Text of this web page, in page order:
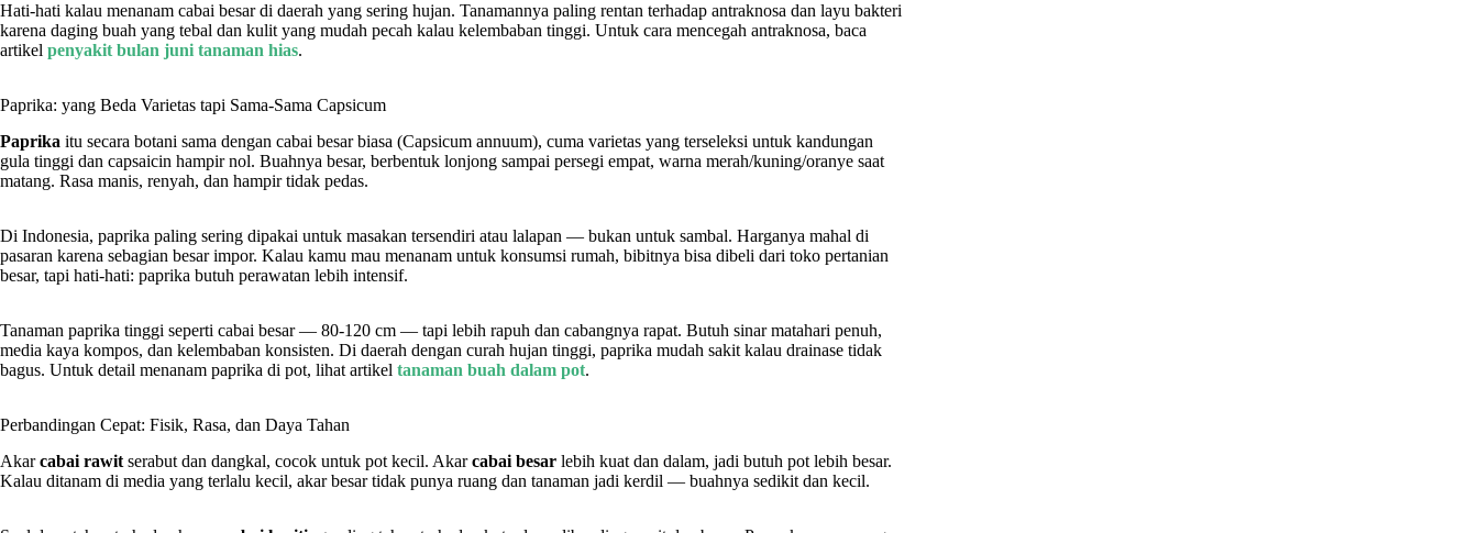
Hati-hati kalau menanam cabai besar di daerah yang sering hujan. Tanamannya paling rentan terhadap antraknosa dan layu bakteri
karena daging buah yang tebal dan kulit yang mudah pecah kalau kelembaban tinggi. Untuk cara mencegah antraknosa, baca
artikel penyakit bulan juni tanaman hias.
Paprika: yang Beda Varietas tapi Sama-Sama Capsicum
Paprika itu secara botani sama dengan cabai besar biasa (Capsicum annuum), cuma varietas yang terseleksi untuk kandungan
gula tinggi dan capsaicin hampir nol. Buahnya besar, berbentuk lonjong sampai persegi empat, warna merah/kuning/oranye saat
matang. Rasa manis, renyah, dan hampir tidak pedas.
Di Indonesia, paprika paling sering dipakai untuk masakan tersendiri atau lalapan — bukan untuk sambal. Harganya mahal di
pasaran karena sebagian besar impor. Kalau kamu mau menanam untuk konsumsi rumah, bibitnya bisa dibeli dari toko pertanian
besar, tapi hati-hati: paprika butuh perawatan lebih intensif.
Tanaman paprika tinggi seperti cabai besar — 80-120 cm — tapi lebih rapuh dan cabangnya rapat. Butuh sinar matahari penuh,
media kaya kompos, dan kelembaban konsisten. Di daerah dengan curah hujan tinggi, paprika mudah sakit kalau drainase tidak
bagus. Untuk detail menanam paprika di pot, lihat artikel tanaman buah dalam pot.
Perbandingan Cepat: Fisik, Rasa, dan Daya Tahan
Akarcabai rawit serabut dan dangkal, cocok untuk pot kecil. Akarcabai besar lebih kuat dan dalam, jadi butuh pot lebih besar.
Kalau ditanam di media yang terlalu kecil, akar besar tidak punya ruang dan tanaman jadi kerdil — buahnya sedikit dan kecil.